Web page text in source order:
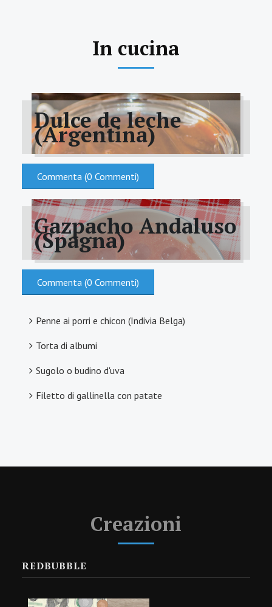
In cucina
Dulce de leche
(Argentina)
Commenta (0 Commenti)
Gazpacho Andaluso
(Spagna)
Commenta (0 Commenti)
Penne ai porri e chicon (Indivia Belga)
Torta di albumi
Sugolo o budino d'uva
Filetto di gallinella con patate
Creazioni
REDBUBBLE